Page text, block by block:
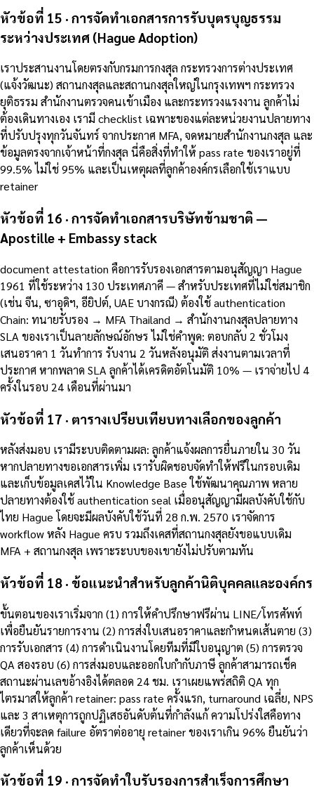
หัวข้อที่ 15 · การจัดทำเอกสารการรับบุตรบุญธรรม
ระหว่างประเทศ (Hague Adoption)
เราประสานงานโดยตรงกับกรมการกงสุล กระทรวงการต่างประเทศ
(แจ้งวัฒนะ) สถานกงสุลและสถานกงสุลใหญ่ในกรุงเทพฯ กระทรวง
ยุติธรรม สำนักงานตรวจคนเข้าเมือง และกระทรวงแรงงาน ลูกค้าไม่
ต้องเดินทางเอง เรามี checklist เฉพาะของแต่ละหน่วยงานปลายทาง
ที่ปรับปรุงทุกวันจันทร์ จากประกาศ MFA, จดหมายสำนักงานกงสุล และ
ข้อมูลตรงจากเจ้าหน้าที่กงสุล นี่คือสิ่งที่ทำให้ pass rate ของเราอยู่ที่
99.5% ไม่ใช่ 95% และเป็นเหตุผลที่ลูกค้าองค์กรเลือกใช้เราแบบ
retainer
หัวข้อที่ 16 · การจัดทำเอกสารบริษัทข้ามชาติ —
Apostille + Embassy stack
document attestation คือการรับรองเอกสารตามอนุสัญญา Hague
1961 ที่ใช้ระหว่าง 130 ประเทศภาคี — สำหรับประเทศที่ไม่ใช่สมาชิก
(เช่น จีน, ซาอุดิฯ, อียิปต์, UAE บางกรณี) ต้องใช้ authentication
Chain: ทนายรับรอง → MFA Thailand → สำนักงานกงสุลปลายทาง
SLA ของเราเป็นลายลักษณ์อักษร ไม่ใช่คำพูด: ตอบกลับ 2 ชั่วโมง
เสนอราคา 1 วันทำการ รับงาน 2 วันหลังอนุมัติ ส่งงานตามเวลาที่
ประกาศ หากพลาด SLA ลูกค้าได้เครดิตอัตโนมัติ 10% — เราจ่ายไป 4
ครั้งในรอบ 24 เดือนที่ผ่านมา
หัวข้อที่ 17 · ตารางเปรียบเทียบทางเลือกของลูกค้า
หลังส่งมอบ เรามีระบบติดตามผล: ลูกค้าแจ้งผลการยื่นภายใน 30 วัน
หากปลายทางขอเอกสารเพิ่ม เรารับผิดชอบจัดทำให้ฟรีในกรอบเดิม
และเก็บข้อมูลเคสไว้ใน Knowledge Base ใช้พัฒนาคุณภาพ หลาย
ปลายทางต้องใช้ authentication seal เมื่ออนุสัญญามีผลบังคับใช้กับ
ไทย Hague โดยจะมีผลบังคับใช้วันที่ 28 ก.พ. 2570 เราจัดการ
workflow หลัง Hague ครบ รวมถึงเคสที่สถานกงสุลยังขอแบบเดิม
MFA + สถานกงสุล เพราะระบบของเขายังไม่ปรับตามทัน
หัวข้อที่ 18 · ข้อแนะนำสำหรับลูกค้านิติบุคคลและองค์กร
ขั้นตอนของเราเริ่มจาก (1) การให้คำปรึกษาฟรีผ่าน LINE/โทรศัพท์
เพื่อยืนยันรายการงาน (2) การส่งใบเสนอราคาและกำหนดเส้นตาย (3)
การรับเอกสาร (4) การดำเนินงานโดยทีมที่มีใบอนุญาต (5) การตรวจ
QA สองรอบ (6) การส่งมอบและออกใบกำกับภาษี ลูกค้าสามารถเช็ค
สถานะผ่านเลขอ้างอิงได้ตลอด 24 ชม. เราเผยแพร่สถิติ QA ทุก
ไตรมาสให้ลูกค้า retainer: pass rate ครั้งแรก, turnaround เฉลี่ย, NPS
และ 3 สาเหตุการถูกปฏิเสธอันดับต้นที่กำลังแก้ ความโปร่งใสคือทาง
เดียวที่จะลด failure อัตราต่ออายุ retainer ของเราเกิน 96% ยืนยันว่า
ลูกค้าเห็นด้วย
หัวข้อที่ 19 · การจัดทำใบรับรองการสำเร็จการศึกษา